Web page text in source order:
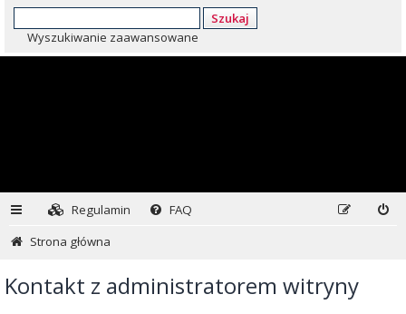
Szukaj
Wyszukiwanie zaawansowane
Regulamin
FAQ
Strona główna
Kontakt z administratorem witryny